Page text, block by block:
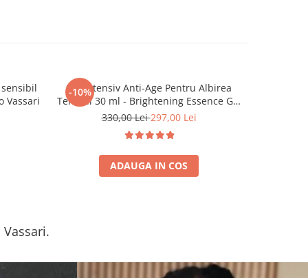
Vassari
-10%
Ser Intensiv Anti-Age Pentru Albirea
Tenului 30 ml - Brightening Essence Gel
– Bruno Vassari
330,00 Lei297,00 Lei
ADAUGA IN COS